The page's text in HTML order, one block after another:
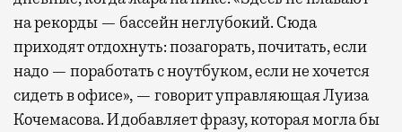
на рекорды — бассейн неглубокий. Сюда
приходят отдохнуть: позагорать, почитать, если
надо — поработать с ноутбуком, если не хочется
сидеть в офисе», — говорит управляющая Луиза
Кочемасова. И добавляет фразу, которая могла бы